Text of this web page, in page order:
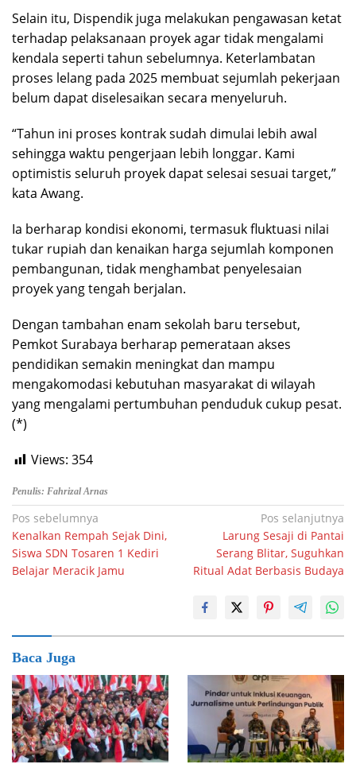
Selain itu, Dispendik juga melakukan pengawasan ketat
terhadap pelaksanaan proyek agar tidak mengalami
kendala seperti tahun sebelumnya. Keterlambatan
proses lelang pada 2025 membuat sejumlah pekerjaan
belum dapat diselesaikan secara menyeluruh.
“Tahun ini proses kontrak sudah dimulai lebih awal
sehingga waktu pengerjaan lebih longgar. Kami
optimistis seluruh proyek dapat selesai sesuai target,”
kata Awang.
Ia berharap kondisi ekonomi, termasuk fluktuasi nilai
tukar rupiah dan kenaikan harga sejumlah komponen
pembangunan, tidak menghambat penyelesaian
proyek yang tengah berjalan.
Dengan tambahan enam sekolah baru tersebut,
Pemkot Surabaya berharap pemerataan akses
pendidikan semakin meningkat dan mampu
mengakomodasi kebutuhan masyarakat di wilayah
yang mengalami pertumbuhan penduduk cukup pesat.
(*)
Views: 354
Penulis: Fahrizal Arnas
Navigasi
pos
Pos sebelumnya
Kenalkan Rempah Sejak Dini,
Siswa SDN Tosaren 1 Kediri
Belajar Meracik Jamu
Pos selanjutnya
Larung Sesaji di Pantai
Serang Blitar, Suguhkan
Ritual Adat Berbasis Budaya
Baca Juga